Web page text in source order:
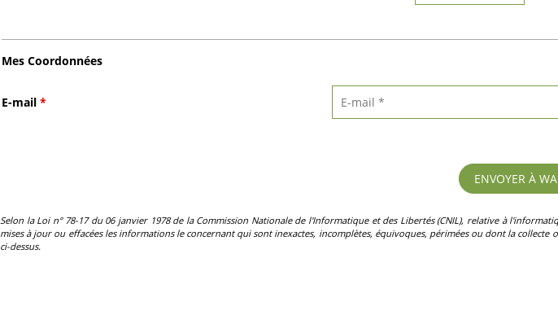
Mes Coordonnées
E-mail *
Selon la Loi n° 78-17 du 06 janvier 1978 de la Commission Nationale de l'Informatique et des Libertés (CNIL), relative à
mises à jour ou effacées les informations le concernant qui sont inexactes, incomplètes, équivoques, périmées ou dont la
ci-dessus.